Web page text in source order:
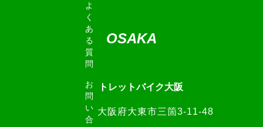
よ
く
あ
る
質
問
お
問
い
合
OSAKA
アウトレットバイク大阪
574-0077 大阪府大東市三箇3-11-48